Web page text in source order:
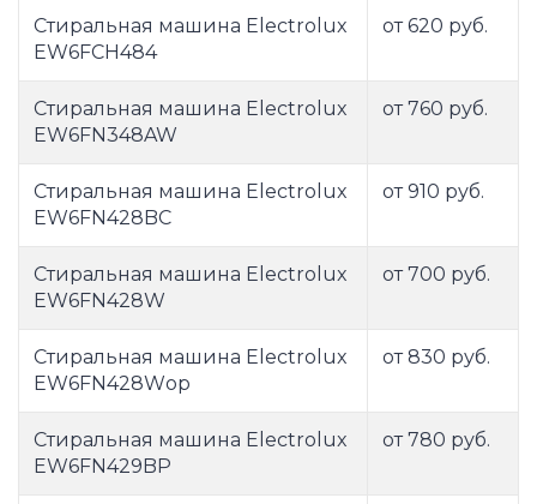
Стиральная машина Electrolux
EW6FCH484
от 620 руб.
Стиральная машина Electrolux
EW6FN348AW
от 760 руб.
Стиральная машина Electrolux
EW6FN428BC
от 910 руб.
Стиральная машина Electrolux
EW6FN428W
от 700 руб.
Стиральная машина Electrolux
EW6FN428Wор
от 830 руб.
Стиральная машина Electrolux
EW6FN429BP
от 780 руб.